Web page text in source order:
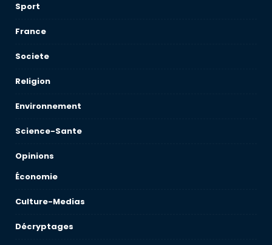
Sport
France
Societe
Religion
Environnement
Science-Sante
Opinions
Économie
Culture-Medias
Décryptages